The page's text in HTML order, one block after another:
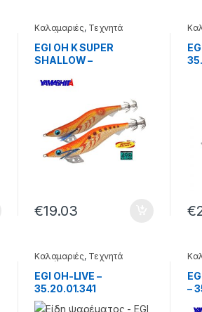
Καλαμαριές, Τεχνητά
δολώματα
EGI OH K SUPER
SHALLOW –
€19.03 €
Καλαμαριές, Τεχνητά
δολώματα
EGI OH-LIVE –
35.20.01.341
–